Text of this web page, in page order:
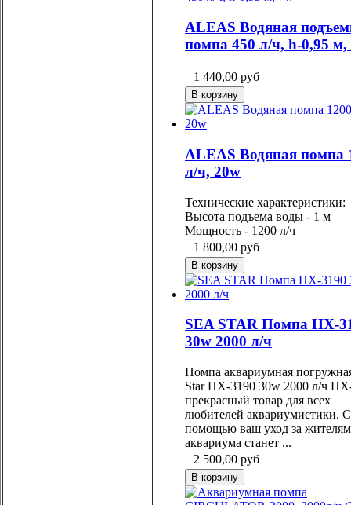
ALEAS Водяная
помпа 450 л/ч, h-0,95 м,
1 440,00 руб
ALEAS Водяная помпа
л/ч, 20w
Технические характеристики:
Высота подъема воды - 1 м
Мощность - 1200 л/ч
1 800,00 руб
SEA STAR Помпа HX-
30w 2000 л/ч
Помпа аквариумная
Star HX-3190 30w 2000 л/ч
прекрасный товар для всех
любителей аквариумистики.
помощью ваш уход за
аквариума станет ...
2 500,00 руб